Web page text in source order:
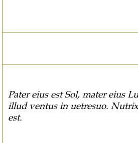
Pater eius est Sol, mater eius
illud ventus in uetresuo.
est.